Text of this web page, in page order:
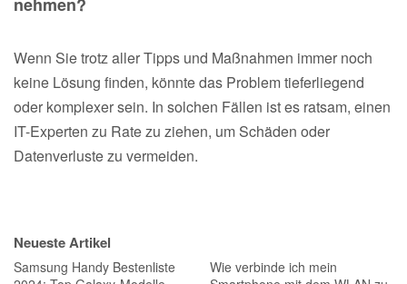
Wenn Sie trotz aller Tipps und Maßnahmen immer noch
keine Lösung finden, könnte das Problem tieferliegend
oder komplexer sein. In solchen Fällen ist es ratsam, einen
IT-Experten zu Rate zu ziehen, um Schäden oder
Datenverluste zu vermeiden.
Neueste Artikel
Samsung Handy Bestenliste
Wie verbinde ich mein